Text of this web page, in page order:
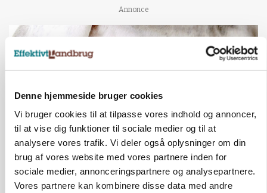
Denne hjemmeside bruger cookies
Vi bruger cookies til at tilpasse vores indhold og annoncer,
til at vise dig funktioner til sociale medier og til at
analysere vores trafik. Vi deler også oplysninger om din
brug af vores website med vores partnere inden for
sociale medier, annonceringspartnere og analysepartnere.
Vores partnere kan kombinere disse data med andre
Annonce
MARKED
Russisk mælkepris dykker 23 procent